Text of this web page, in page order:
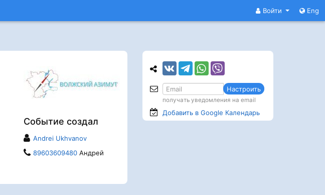
Войти Eng
Событие создал
Andrei Ukhvanov
89603609480Андрей
Настроить
получать уведомления на email
Добавить в Google Календарь